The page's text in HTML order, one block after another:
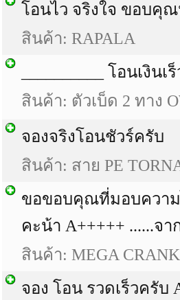
โอนไว จริงใจ ขอบคุ
สินค้า: RAPALA
__________ โอนเงิน
สินค้า: ตัวเบ็ด 2 ทาง
จองจริงโอนชัวร์ครับ
สินค้า: สาย PE
ขอขอบคุณที่มอบความ
คะน้า A+++++ ......จา
สินค้า: MEGA
จอง โอน รวดเร็วครับ